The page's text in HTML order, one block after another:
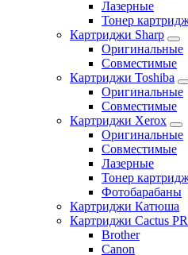
Лазерные
Тонер
Картриджи Sharp
Оригинальные
Совместимые
Картриджи Toshiba
Оригинальные
Совместимые
Картриджи Xerox
Оригинальные
Совместимые
Лазерные
Тонер
Фотобарабаны
Картриджи Катюша
Картриджи Cactus PR
Brother
Canon